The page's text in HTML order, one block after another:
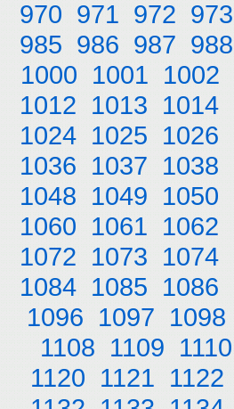
970 971 972 973
985 986 987 988
1000 1001 1002
1012 1013 1014
1024 1025 1026
1036 1037 1038
1048 1049 1050
1060 1061 1062
1072 1073 1074
1084 1085 1086
1096 1097 1098
1108 1109 1110
1120 1121 1122